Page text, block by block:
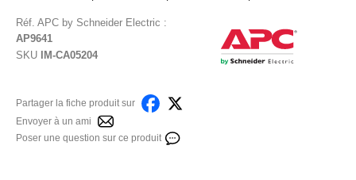
Réf. APC by Schneider Electric :
AP9641
SKU
IM-CA05204
Partager la fiche produit sur
Envoyer à un ami
Poser une question sur ce produit